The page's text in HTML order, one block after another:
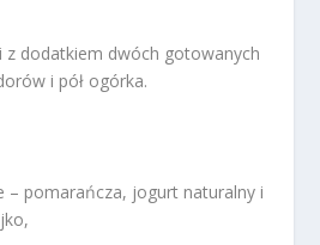
z dodatkiem dwóch gotowanych
i pół ogórka.
– pomarańcza, jogurt naturalny i